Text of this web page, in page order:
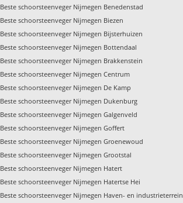
Beste schoorsteenveger Nijmegen Benedenstad
Beste schoorsteenveger Nijmegen Biezen
Beste schoorsteenveger Nijmegen Bijsterhuizen
Beste schoorsteenveger Nijmegen Bottendaal
Beste schoorsteenveger Nijmegen Brakkenstein
Beste schoorsteenveger Nijmegen Centrum
Beste schoorsteenveger Nijmegen De Kamp
Beste schoorsteenveger Nijmegen Dukenburg
Beste schoorsteenveger Nijmegen Galgenveld
Beste schoorsteenveger Nijmegen Goffert
Beste schoorsteenveger Nijmegen Groenewoud
Beste schoorsteenveger Nijmegen Grootstal
Beste schoorsteenveger Nijmegen Hatert
Beste schoorsteenveger Nijmegen Hatertse Hei
Beste schoorsteenveger Nijmegen Haven- en industrieterrein